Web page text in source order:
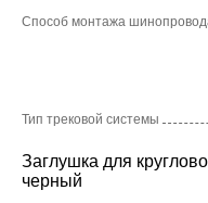
Способ монтажа
Тип трековой системы
Заглушка для
черный